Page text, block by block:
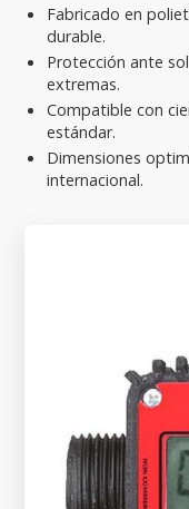
Fabricado en
durable.
Protección ante
extremas.
Compatible con
estándar.
Dimensiones
internacional.